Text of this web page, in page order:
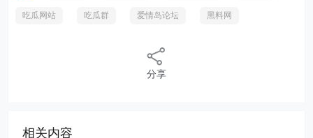
吃瓜网站 吃瓜群 爱情岛论坛 黑料网
分享
相关内容